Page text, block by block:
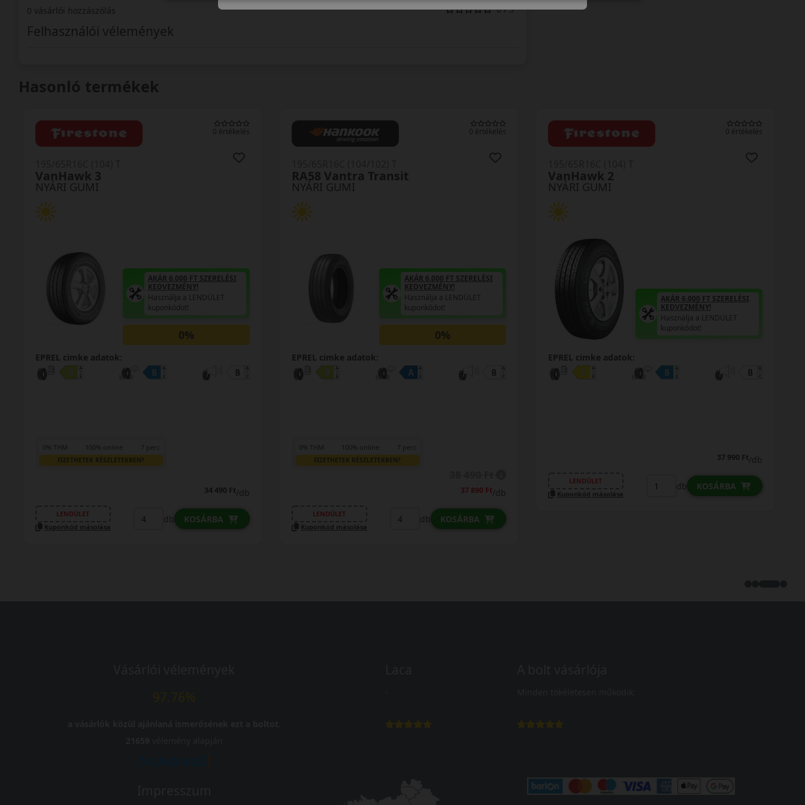
0 vásárlói hozzászólás 0 / 5
Felhasználói vélemények
Hasonló termékek
0 értékelés
NYÁRI GUMI
VanHawk 3
AKÁR 6.000 FT SZERELÉSI
KEDVEZMÉNY!
Használja a LENDÜLET
kuponkódot!
0%
EPREL cimke adatok:
0% THM 100% online 7 perc
FIZETHETEK RÉSZLETEKBEN?
34 490 Ft/db
LENDÜLET
Kuponkód másolása
db KOSÁRBA
0 értékelés
NYÁRI GUMI
RA58 Vantra Transit
AKÁR 6.000 FT SZERELÉSI
KEDVEZMÉNY!
Használja a LENDÜLET
kuponkódot!
0%
EPREL cimke adatok:
0% THM 100% online 7 perc
FIZETHETEK RÉSZLETEKBEN?
37 890 Ft/db
LENDÜLET
Kuponkód másolása
db KOSÁRBA
0 értékelés
NYÁRI GUMI
VanHawk 2
AKÁR 6.000 FT SZERELÉSI
KEDVEZMÉNY!
Használja a LENDÜLET
kuponkódot!
EPREL cimke adatok:
37 990 Ft/db
LENDÜLET
Kuponkód másolása
db KOSÁRBA